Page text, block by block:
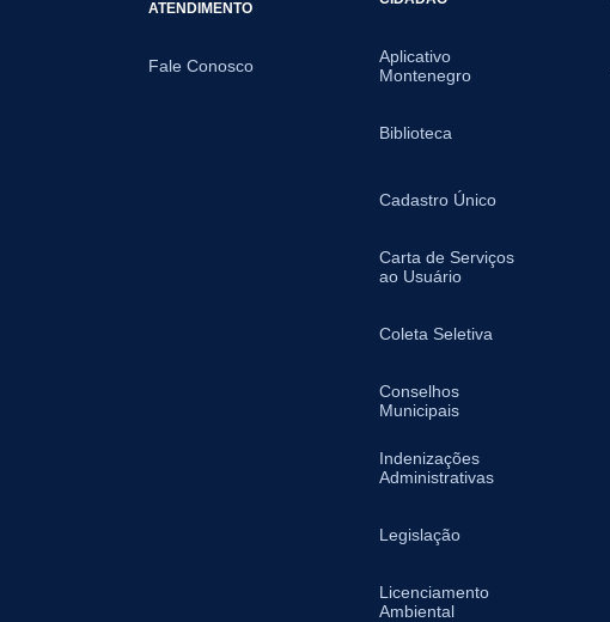
ATENDIMENTO
Fale Conosco
Aplicativo
Montenegro
Biblioteca
Cadastro Único
Carta de Serviços
ao Usuário
Coleta Seletiva
Conselhos
Municipais
Indenizações
Administrativas
Legislação
Licenciamento
Ambiental